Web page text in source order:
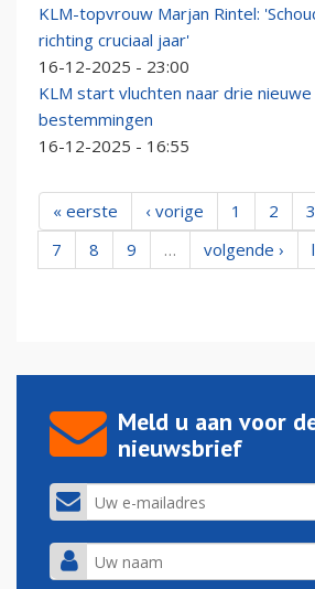
KLM-topvrouw Marjan Rintel:
richting cruciaal jaar'
16-12-2025 - 23:00
KLM start vluchten naar drie
bestemmingen
16-12-2025 - 16:55
« eerste ‹ vorige 1 2 3
7
8 9 … volgende ›
Meld u aan voor
nieuwsbrief